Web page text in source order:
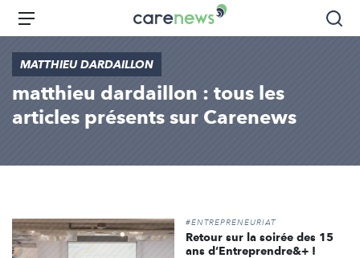
Aller
principal
Carenews,
Le
média
des
acteurs
l'engagement
Menu
MATTHIEU DARDAILLON
matthieu dardaillon : tous les
articles présents sur Carenews
#ENTREPRENEURIAT
Retour sur la soirée des 15
ans d’Entreprendre&+ !